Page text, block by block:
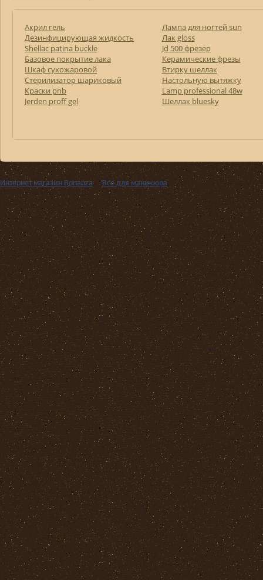
Акрил гель
Дезинфицирующая жидкость
Shellac patina buckle
Базовое покрытие лака
Шкаф сухожаровой
Стерилизатор шариковый
Краски pnb
Jerden proff gel
Лампа для ногтей sun
Лак gloss
Jd 500 фрезер
Керамические фрезы
Втирку шеллак
Настольную вытяжку
Lamp professional 48w
Шеллак bluesky
Интернет магазин Bonanza››Все для маникюра